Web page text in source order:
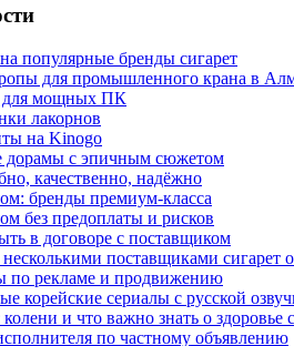
популярные бренды сигарет
для промышленного крана в
для мощных ПК
лакорнов
на Kinogo
дорамы с эпичным сюжетом
качественно, надёжно
бренды премиум-класса
без предоплаты и рисков
в договоре с поставщиком
поставщиками сигарет
по рекламе и продвижению
корейские сериалы с русской
и что важно знать о здоровье
по частному объявлению